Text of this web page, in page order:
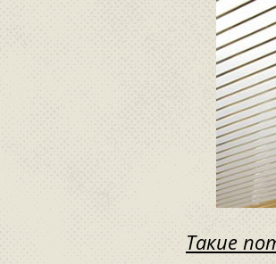
Такие